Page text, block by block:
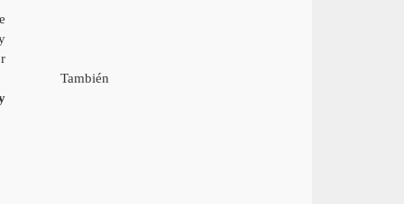
También